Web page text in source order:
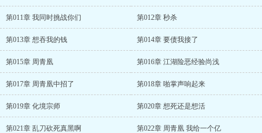
第011章 我同时挑战你们 第012章 秒杀
第013章 想吞我的钱 第014章 要债我接了
第015章 周青凰 第016章 江湖险恶经验尚浅
第017章 周青凰中招了 第018章 啪掌声响起来
第019章 化境宗师 第020章 想死还是想活
第021章 乱刀砍死真黑啊 第022章 周青凰 我给一个亿